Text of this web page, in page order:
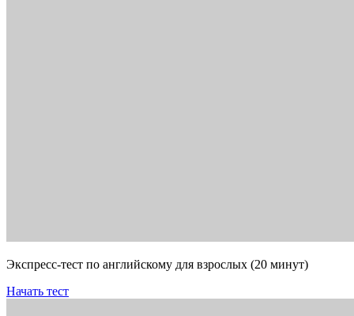
Экспресс-тест по английскому для взрослых (20 минут)
Начать тест